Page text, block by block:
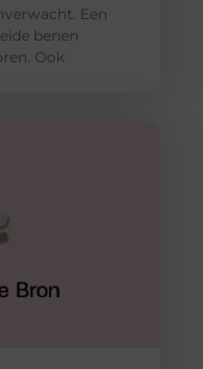
Een
benen
Ook